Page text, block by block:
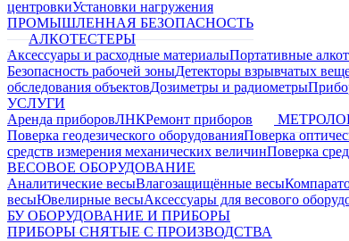
центровкиУстановки нагружения
ПРОМЫШЛЕННАЯ БЕЗОПАСНОСТЬ
АЛКОТЕСТЕРЫ
Аксессуары и расходные материалыПортативные
Безопасность рабочей зоныДетекторы взрывчатых
обследования объектовДозиметры и радиометры
УСЛУГИ
Аренда приборовЛНКРемонт приборов
Поверка геодезического оборудованияПоверка
средств измерения механических величинПоверка
ВЕСОВОЕ ОБОРУДОВАНИЕ
Аналитические весыВлагозащищённые весы
весыЮвелирные весыАксессуары для весового
БУ ОБОРУДОВАНИЕ И ПРИБОРЫ
ПРИБОРЫ СНЯТЫЕ С ПРОИЗВОДСТВА